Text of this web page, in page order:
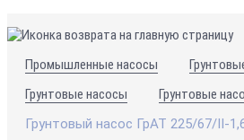
Промышленные насосы
Грунтовые насосы
Грунтовые
Грунтовый насос ГрАТ 225/67/II-